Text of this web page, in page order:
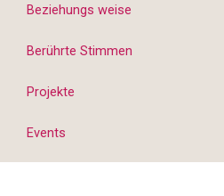
Beziehungs weise
Berührte Stimmen
Projekte
Events